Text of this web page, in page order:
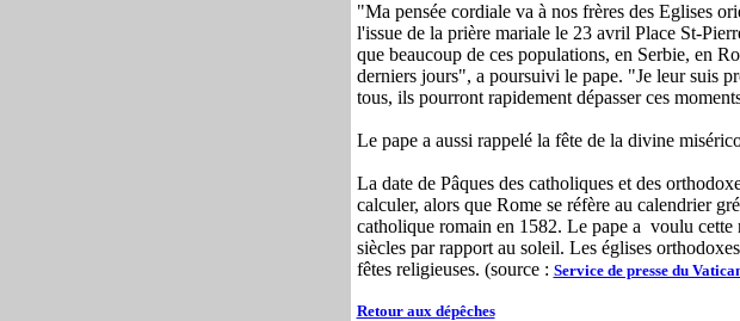
"Ma pensée cordiale va à nos frères des Eglises
l'issue de la prière mariale le 23 avril Place St-
que beaucoup de ces populations, en Serbie, en
derniers jours", a poursuivi le pape. "Je leur suis
tous, ils pourront rapidement dépasser ces
Le pape a aussi rappelé la fête de la divine
La date de Pâques des catholiques et des
calculer, alors que Rome se réfère au calendrier
catholique romain en 1582. Le pape a voulu
siècles par rapport au soleil. Les églises
fêtes religieuses. (source : Service de presse du
Retour aux dépêches